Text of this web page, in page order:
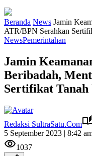
Beranda News Jamin
ATR/BPN Serahkan
NewsPemerintahan
Jamin
Beribadah,
Sertifikat
Redaksi SultraSatu.Com
5 September 2023 | 8:42
1037